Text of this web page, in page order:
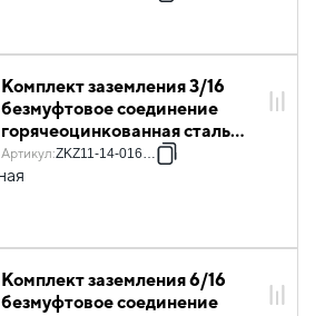
Комплект заземления 3/16
безмуфтовое соединение
горячеоцинкованная сталь
IEK
Артикул:ZKZ11-14-016-03
Комплект заземления 6/16
безмуфтовое соединение